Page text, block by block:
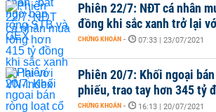
Phiên 22/7: NĐT cá nhân
đồng khi sắc xanh trở lại
CHỨNG KHOÁN - 07:33 | 23/07/2021
Phiên 20/7: Khối ngoại
phiếu, trao tay hơn 345 tỷ
CHỨNG KHOÁN - 16:13 | 20/07/2021